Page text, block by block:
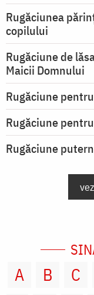
Rugăciunea
copilului
Rugăciune de
Maicii Domnului
Rugăciune
Rugăciune
Rugăciune
A B C